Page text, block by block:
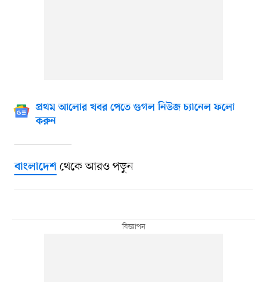
প্রথম আলোর খবর পেতে গুগল নিউজ চ্যানেল ফলো
করুন
বাংলাদেশথেকে আরও পড়ুন